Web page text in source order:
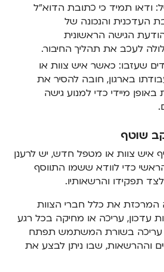
ודאו תמיד כי כתובת הדוא"ל
העדכנית והנכונה של
הגישה הראשונית
לעכב את תהליך החיבור.
שעזבו: כאשר איש צוות או
בארגון, חובה להסיר את
מיידי כדי למנוע גישה
שוטף
איש צוות או מטפל חדש, יש לרענן
כדי לוודא ששמו התווסף
תפקידו והרשאותיו.
את כלל חברי הצוות
עדכון, עריכה או מחיקה בכל רגע
עריכה בשורת המשתמש תפתח
וההרשאות, שבו ניתן לבצע את